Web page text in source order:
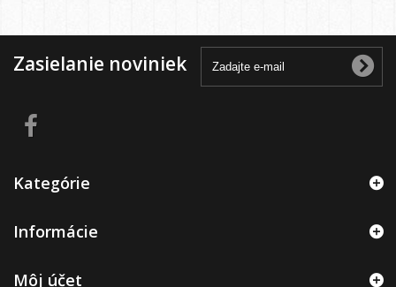
Zasielanie noviniek
Kategórie
Informácie
Môj účet